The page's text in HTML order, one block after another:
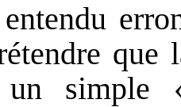
que
un simple